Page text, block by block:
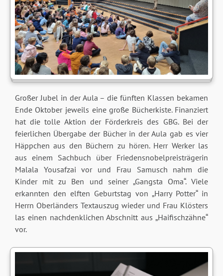
Großer Jubel in der Aula – die fünften Klassen bekamen
Ende Oktober jeweils eine große Bücherkiste. Finanziert
hat die tolle Aktion der Förderkreis des GBG. Bei der
feierlichen Übergabe der Bücher in der Aula gab es vier
Häppchen aus den Büchern zu hören. Herr Werker las
aus einem Sachbuch über Friedensnobelpreisträgerin
Malala Yousafzai vor und Frau Samusch nahm die
Kinder mit zu Ben und seiner „Gangsta Oma“. Viele
erkannten den elften Geburtstag von „Harry Potter“ in
Herrn Oberländers Textauszug wieder und Frau Klösters
las einen nachdenklichen Abschnitt aus „Haifischzähne“
vor.